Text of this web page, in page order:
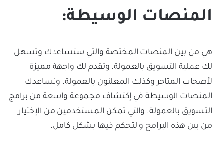
المنصات الوسيطة:
هي من بين المنصات المختصة والتي ستساعدك وتسهل
لك عملية التسويق بالعمولة. وتقدم لك واجهة مميزة
لأصحاب المتاجر وكذلك المعلنون بالعمولة. وتساعدك
المنصات الوسيطة في إكتشاف مجموعة واسعة من برامج
التسويق بالعمولة. والتي تمكن المستخدمين من الإختيار
من بين هذه البرامج والتحكم فيها بشكل كامل.